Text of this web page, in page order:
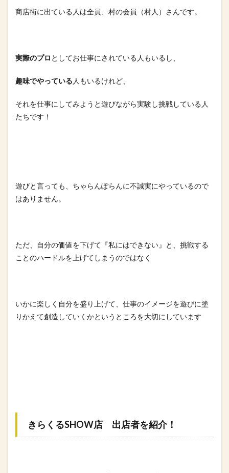
商店街に出ている人は全員、村の会員（村人）さんです。
実際のプロ としてお仕事にされている人もいるし、
趣味でやっている 人もいるけれど、
それを仕事にしてみようと遊びながら実験し挑戦している人
たちです！
遊びと言っても、ちゃらんぽらんに不誠実にやっているので
はありません。
ただ、自分の価値を下げて『私にはできない』と、挑戦する
ことのハードルを上げてしまうのではなく
いかに楽しく自分を盛り上げて、仕事のイメージを遊びに塗
りかえて創造していくかというところを大切にしています
きらくるSHOW店 出店者を紹介！